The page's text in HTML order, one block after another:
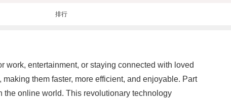
排行
work, entertainment, or staying connected with loved
them faster, more efficient, and enjoyable. Part
the online world. This revolutionary technology